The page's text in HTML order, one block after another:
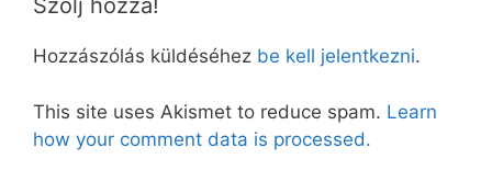
Szólj hozzá!
Hozzászólás küldéséhez be kell jelentkezni.
This site uses Akismet to reduce spam. Learn
how your comment data is processed.